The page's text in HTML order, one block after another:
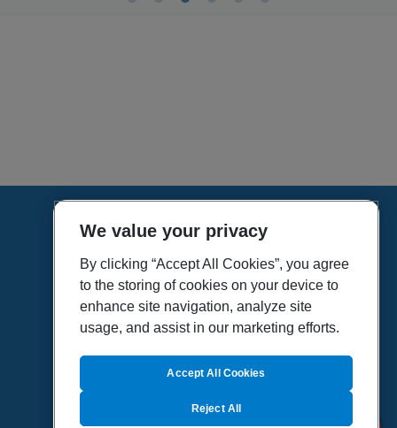
HOME
VÍDEOS
POLÍTICA DE PRIVACIDAD
POLÍTICA DE COOKIES
MAPA DEL SITIO
QUIENES SOMOS
We value your privacy
By clicking “Accept All Cookies”, you agree
to the storing of cookies on your device to
enhance site navigation, analyze site
usage, and assist in our marketing efforts.
Reject All
Accept All Cookies